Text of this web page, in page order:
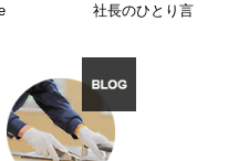
社長のひとり言